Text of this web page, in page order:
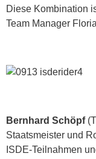
Diese Kombination
Team Manager
Bernhard Schöpf
Staatsmeister und
ISDE-Teilnahmen